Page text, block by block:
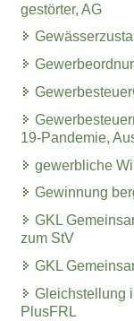
gestörter, AG
19-Pandemie,
gewerbliche
Gewinnung
GKL
zum StV
GKL
Gleichstellung
PlusFRL